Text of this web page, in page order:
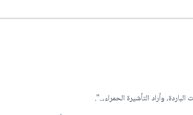
وأراد التأشيرة الحمراء،..".